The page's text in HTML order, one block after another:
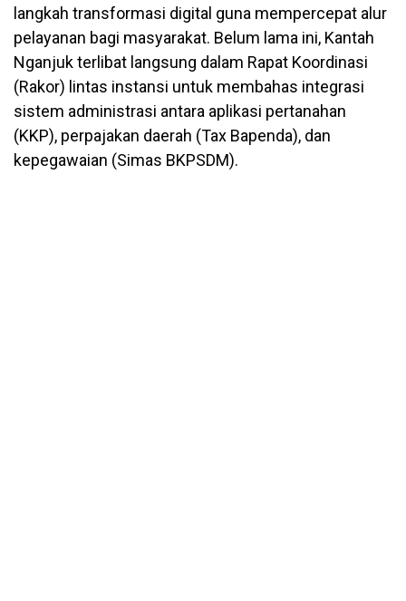
langkah transformasi digital guna mempercepat alur
pelayanan bagi masyarakat. Belum lama ini, Kantah
Nganjuk terlibat langsung dalam Rapat Koordinasi
(Rakor) lintas instansi untuk membahas integrasi
sistem administrasi antara aplikasi pertanahan
(KKP), perpajakan daerah (Tax Bapenda), dan
kepegawaian (Simas BKPSDM).